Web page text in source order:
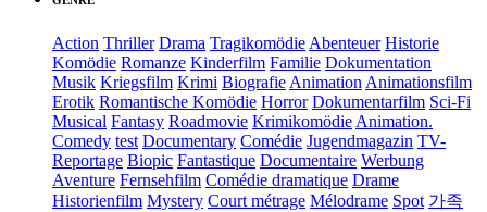
Action Thriller Drama Tragikomödie Abenteuer Historie
Komödie Romanze Kinderfilm Familie Dokumentation
Musik Kriegsfilm Krimi Biografie Animation Animationsfilm
Erotik Romantische Komödie Horror Dokumentarfilm Sci-Fi
Musical Fantasy Roadmovie Krimikomödie Animation.
Comedy test Documentary Comédie Jugendmagazin TV-
Reportage Biopic Fantastique Documentaire Werbung
Aventure Fernsehfilm Comédie dramatique Drame
Historienfilm Mystery Court métrage Mélodrame Spot 가족